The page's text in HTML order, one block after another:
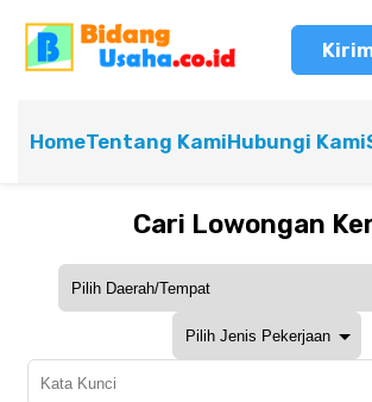
HomeTentang KamiHubungi Kami
Cari Lowongan